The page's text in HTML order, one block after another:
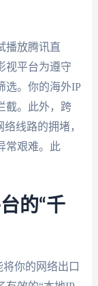
播放腾讯直
视平台为遵守
选。你的海外IP
截。此外，跨
线路的拥堵，
常艰难。此
的“千
你的网络出口